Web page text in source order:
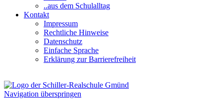
..aus dem Schulalltag
Kontakt
Impressum
Rechtliche Hinweise
Datenschutz
Einfache Sprache
Erklärung zur Barrierefreiheit
Navigation überspringen